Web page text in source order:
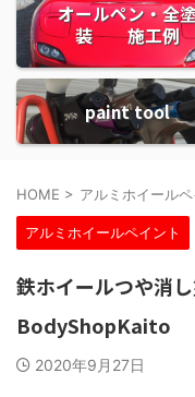
オールペン・全
装 施工例
paint tool
HOME > アルミホイールペ
アルミホイールペイント
鉄ホイールつや
BodyShopKaito
2020年9月27日